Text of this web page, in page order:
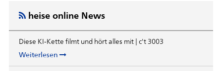
heise online News
Diese KI-Kette filmt und hört alles mit | c't 3003
Weiterlesen